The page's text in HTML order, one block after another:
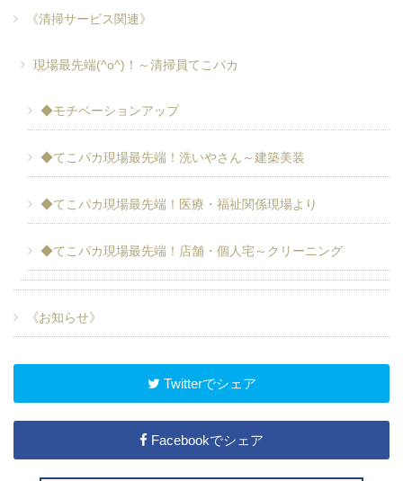
《清掃サービス関連》
現場最先端(^o^)！～清掃員てこパカ
◆モチベーションアップ
◆てこパカ現場最先端！洗いやさん～建築美装
◆てこパカ現場最先端！医療・福祉関係現場より
◆てこパカ現場最先端！店舗・個人宅～クリーニング
《お知らせ》
Twitterでシェア
Facebookでシェア